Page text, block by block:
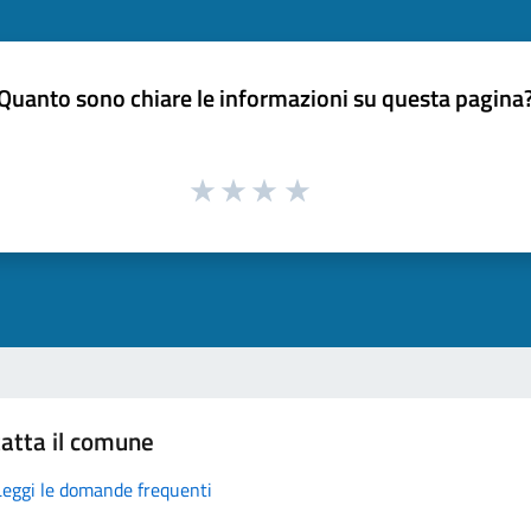
sono chiare le informazioni su questa
il comune
le domande frequenti